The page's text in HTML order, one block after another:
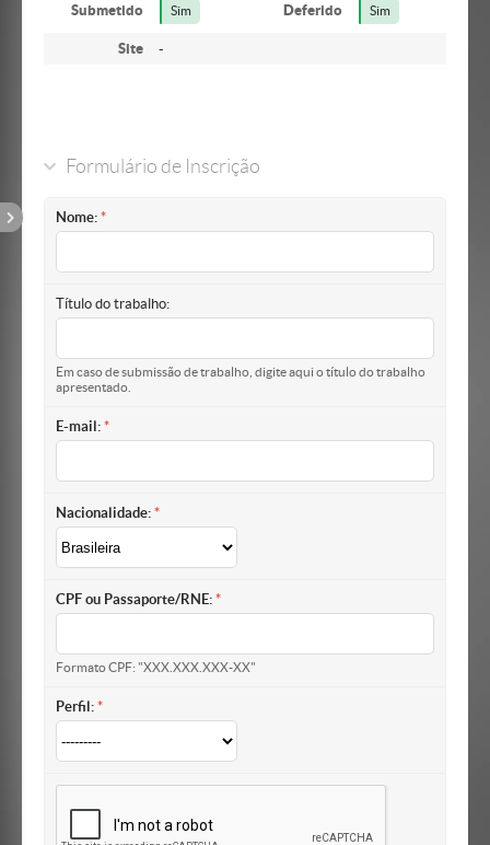
Submetido Sim Deferido Sim
Site -
Formulário de Inscrição
Nome:
Título do trabalho:
Em caso de submissão de trabalho, digite aqui o título do trabalho
apresentado.
E-mail:
Nacionalidade:
CPF ou Passaporte/RNE:
Formato CPF: "XXX.XXX.XXX-XX"
Perfil: